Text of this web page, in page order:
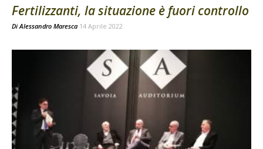
Fertilizzanti, la situazione è fuori controllo
DiAlessandro Maresca 14 Aprile 2022